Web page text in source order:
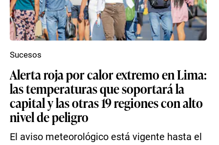
Alerta roja por calor extremo en Lima:
las temperaturas que soportará la
capital y las otras 19 regiones con alto
nivel de peligro
El aviso meteorológico está vigente hasta el
Sucesos